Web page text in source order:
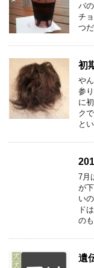
バ
チ
つ
初
や
参
に
ク
と
7月
が
い
ド
の
遺